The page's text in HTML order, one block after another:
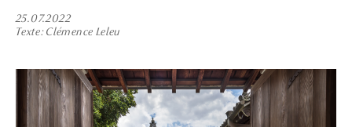
25.07.2022
Texte Clémence Leleu